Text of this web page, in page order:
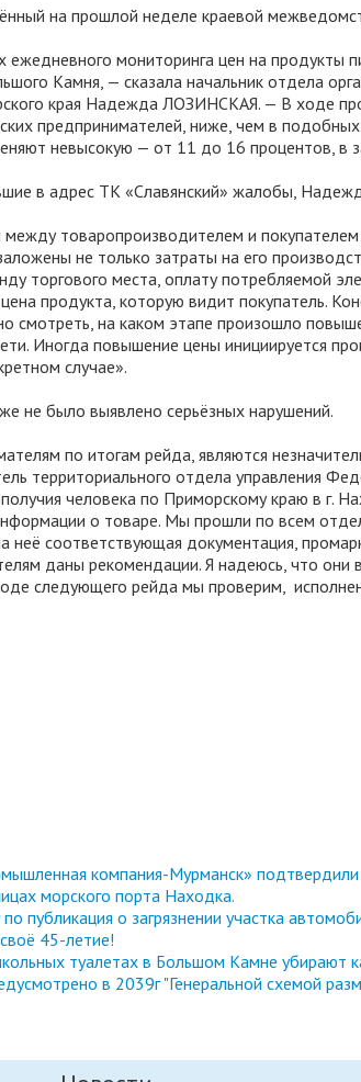
на прошлой неделе краевой
мониторинга цен на продукты
Камня, — сказала начальник отдела
края Надежда ЛОЗИНСКАЯ. — В ходе
предпринимателей, ниже, чем в
невысокую — от 11 до 16 процентов, в
в адрес ТК «Славянский» жалобы,
товаропроизводителем и покупателем
не только затраты на его
торгового места, оплату потребляемой
продукта, которую видит покупатель.
смотреть, на каком этапе произошло
Иногда повышение цены инициируется
случае».
не было выявлено серьёзных нарушений.
по итогам рейда, являются
территориального отдела управления
человека по Приморскому краю в
о товаре. Мы прошли по всем
неё соответствующая документация,
даны рекомендации. Я надеюсь, что они
следующего рейда мы проверим,
компания-Мурманск» подтвердили
морского порта Находка.
публикация о загрязнении участка
45-летие!
туалетах в Большом Камне убирают
в 2039г "Генеральной схемой